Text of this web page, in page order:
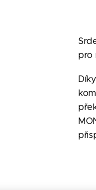
pro